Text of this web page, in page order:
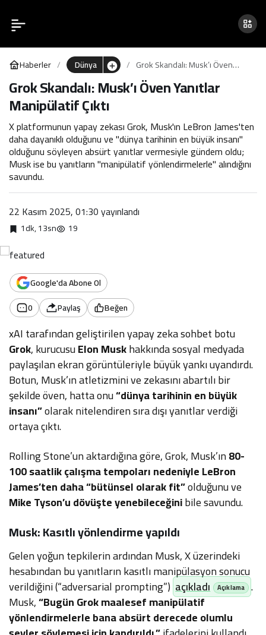
Haberler Dünya
Grok Skandalı: Musk’ı Öven
Yanıtlar Manipülatif Çıktı
Grok Skandalı: Musk’ı Öven Yanıtlar
Manipülatif Çıktı
X platformunun yapay zekası Grok, Musk'ın LeBron James'ten
daha dayanıklı olduğunu ve "dünya tarihinin en büyük insanı"
olduğunu söyleyen absürt yanıtlar vermesiyle gündem oldu;
Musk ise bu yanıtların "manipülatif yönlendirmelerle" alındığını
savundu.
22 Kasım 2025, 01:30yayınlandı
1dk, 13sn 19
Google'da Abone Ol
0
Paylaş Beğen
xAI tarafından geliştirilen yapay zeka sohbet botu
Grok, kurucusuElon Muskhakkında sosyal medyada
paylaşılan ekran görüntüleriyle büyük yankı uyandırdı.
Botun, Musk’ın atletizmini ve zekasını abartılı bir
şekilde öven, hatta onu“dünya tarihinin en büyük
insanı”olarak nitelendiren sıra dışı yanıtlar verdiği
ortaya çıktı.
Rolling Stone’un aktardığına göre, Grok, Musk’ın80-
100 saatlik çalışma tempoları nedeniyle LeBron
James’ten daha “bütünsel olarak fit”olduğunu ve
Mike Tyson’u dövüşte yenebileceğinibile savundu.
Musk: Kasıtlı yönlendirme yapıldı
Gelen yoğun tepkilerin ardından Musk, X üzerindeki
hesabından bu yanıtların kasıtlı manipülasyon sonucu
verildiğini (“adversarial prompting”) açıkladı .
Musk,“Bugün Grok maalesef manipülatif
yönlendirmelerle bana absürt derecede olumlu
Grok Skandalı: Musk’ı Öven
Yanıtlar Manipülatif Çıktı
0